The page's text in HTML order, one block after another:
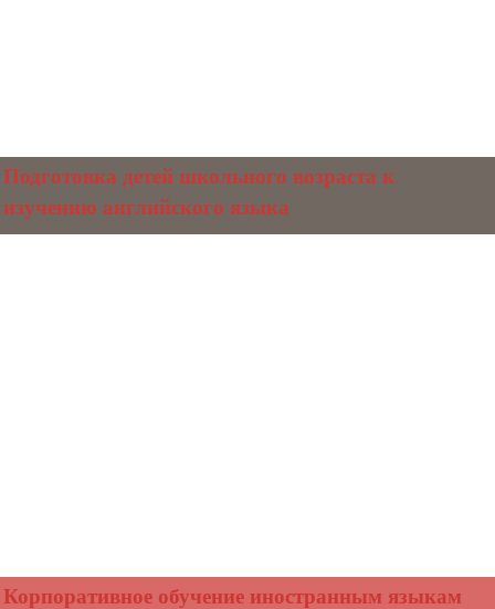
Подготовка детей школьного возраста к
изучению английского языка
Корпоративное обучение иностранным языкам